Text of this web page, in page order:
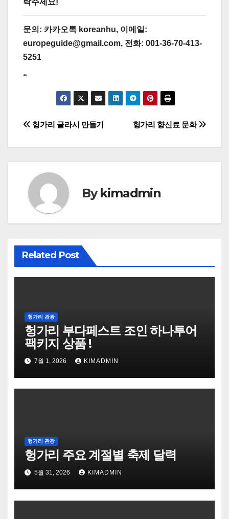
락주세요!
문의: 카카오톡 koreanhu, 이메일:
europeguide@gmail.com, 전화: 001-36-70-413-
5251
“
글
탐
헝가리 향신료 문화
헝가리 굴라시 만들기
Bykimadmin
Related Post
헝가리 관광
헝가리 부다페스트 조인 하나투어
팩키지 상품 !
7월 1, 2026 KIMADMIN
헝가리 관광
헝가리 주요 계절별 축제 달력
5월 31, 2026 KIMADMIN